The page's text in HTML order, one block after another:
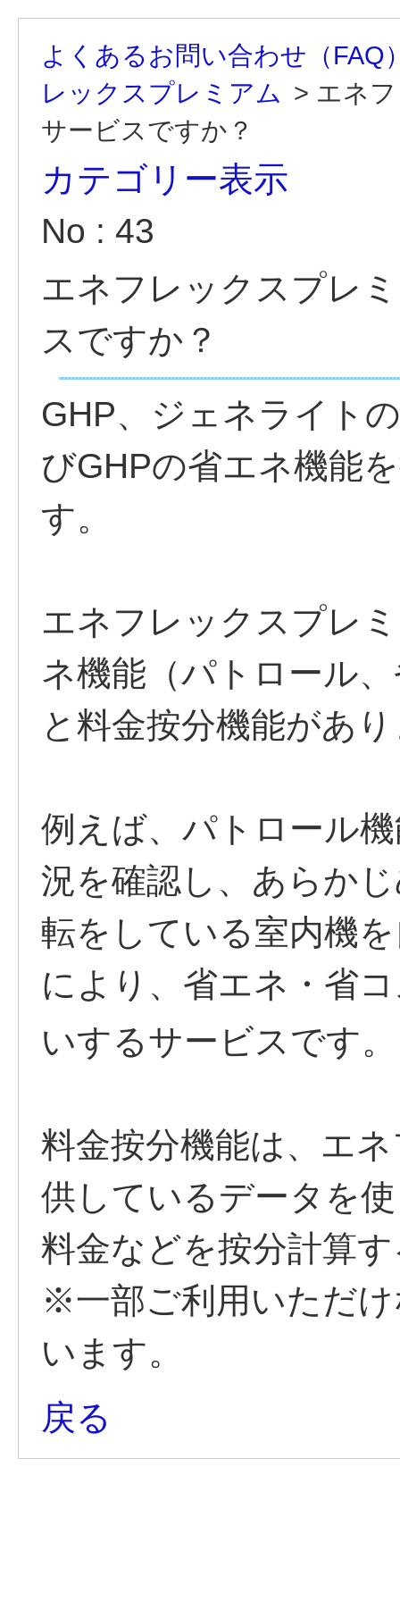
よくあるお問い合わせ（FAQ
レックスプレミアム > エネ
サービスですか？
カテゴリー表示
No : 43
エネフレックスプレ
スですか？
GHP、ジェネライト
びGHPの省エネ機能
す。
エネフレックスプレ
ネ機能（パトロール
と料金按分機能があ
例えば、パトロール
況を確認し、あらか
転をしている室内機
により、省エネ・省
いするサービスです。
料金按分機能は、エ
供しているデータを
料金などを按分計算
※一部ご利用いただ
います。
戻る